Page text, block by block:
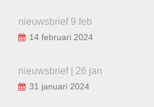
nieuwsbrief 9 feb
14 februari 2024
nieuwsbrief | 26 jan
31 januari 2024